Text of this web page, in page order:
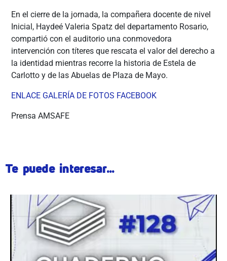
En el cierre de la jornada, la compañera docente de nivel
Inicial, Haydeé Valeria Spatz del departamento Rosario,
compartió con el auditorio una conmovedora
intervención con títeres que rescata el valor del derecho a
la identidad mientras recorre la historia de Estela de
Carlotto y de las Abuelas de Plaza de Mayo.
ENLACE GALERÍA DE FOTOS FACEBOOK
Prensa AMSAFE
Te puede interesar...